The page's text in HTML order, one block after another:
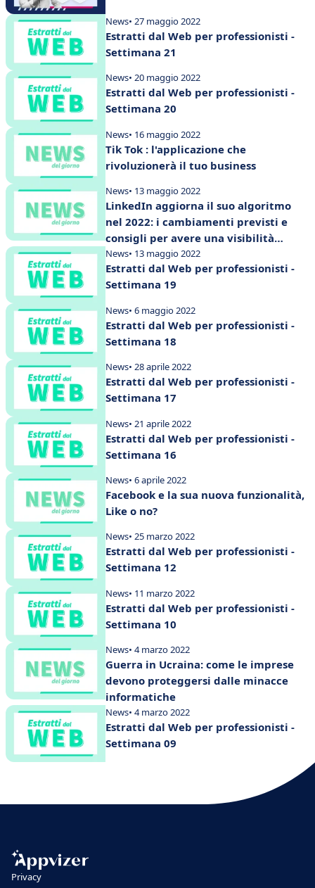
News• 27 maggio 2022
Estratti dal Web per professionisti -
Settimana 21
News• 20 maggio 2022
Estratti dal Web per professionisti -
Settimana 20
News• 16 maggio 2022
Tik Tok : l'applicazione che
rivoluzionerà il tuo business
News• 13 maggio 2022
LinkedIn aggiorna il suo algoritmo
nel 2022: i cambiamenti previsti e
consigli per avere una visibilità
maggiore
News• 13 maggio 2022
Estratti dal Web per professionisti -
Settimana 19
News• 6 maggio 2022
Estratti dal Web per professionisti -
Settimana 18
News• 28 aprile 2022
Estratti dal Web per professionisti -
Settimana 17
News• 21 aprile 2022
Estratti dal Web per professionisti -
Settimana 16
News• 6 aprile 2022
Facebook e la sua nuova funzionalità,
Like o no?
News• 25 marzo 2022
Estratti dal Web per professionisti -
Settimana 12
News• 11 marzo 2022
Estratti dal Web per professionisti -
Settimana 10
News• 4 marzo 2022
Guerra in Ucraina: come le imprese
devono proteggersi dalle minacce
informatiche
News• 4 marzo 2022
Estratti dal Web per professionisti -
Settimana 09
Privacy